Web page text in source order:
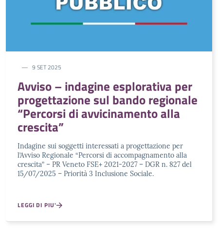
9 SET 2025
Avviso – indagine esplorativa per
progettazione sul bando regionale
“Percorsi di avvicinamento alla
crescita”
Indagine sui soggetti interessati a progettazione per
l’Avviso Regionale “Percorsi di accompagnamento alla
crescita” – PR Veneto FSE+ 2021-2027 – DGR n. 827 del
15/07/2025 – Priorità 3 Inclusione Sociale.
LEGGI DI PIU'